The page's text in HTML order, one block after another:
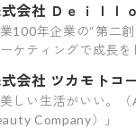
会社 Ｄｅｉｌｌｏ
100年企業の“第二
ケティングで成長を
会社 ツカモトコ
美しい生活がいい。
Company）」